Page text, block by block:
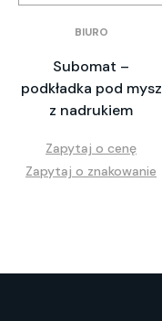
BIURO
Subomat –
podkładka pod mysz
z nadrukiem
Zapytaj o cenę
Zapytaj o znakowanie